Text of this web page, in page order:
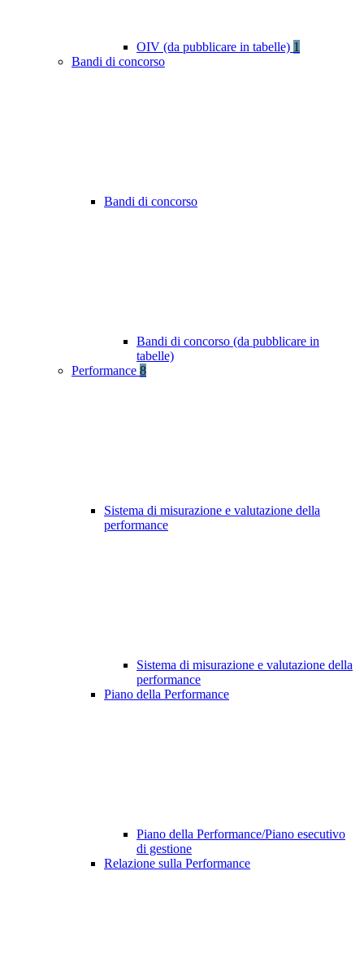
OIV (da pubblicare in tabelle) 1
Bandi di concorso
Bandi di concorso
Bandi di concorso (da pubblicare in
tabelle)
Performance 8
Sistema di misurazione e valutazione della
performance
Sistema di misurazione e valutazione della
performance
Piano della Performance
Piano della Performance/Piano esecutivo
di gestione
Relazione sulla Performance